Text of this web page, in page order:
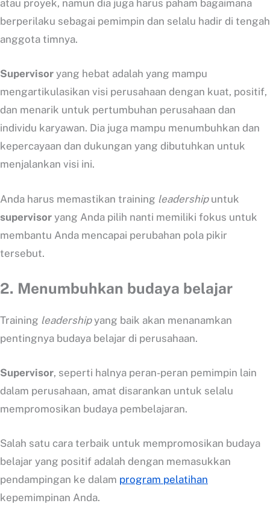
atau proyek, namun dia juga harus paham bagaimana
berperilaku sebagai pemimpin dan selalu hadir di tengah
anggota timnya.
Supervisor yang hebat adalah yang mampu
mengartikulasikan visi perusahaan dengan kuat, positif,
dan menarik untuk pertumbuhan perusahaan dan
individu karyawan. Dia juga mampu menumbuhkan dan
kepercayaan dan dukungan yang dibutuhkan untuk
menjalankan visi ini.
Anda harus memastikan training leadershipuntuk
supervisor yang Anda pilih nanti memiliki fokus untuk
membantu Anda mencapai perubahan pola pikir
tersebut.
2. Menumbuhkan budaya belajar
Training leadershipyang baik akan menanamkan
pentingnya budaya belajar di perusahaan.
Supervisor, seperti halnya peran-peran pemimpin lain
dalam perusahaan, amat disarankan untuk selalu
mempromosikan budaya pembelajaran.
Salah satu cara terbaik untuk mempromosikan budaya
belajar yang positif adalah dengan memasukkan
pendampingan ke dalam program pelatihan
kepemimpinan Anda.